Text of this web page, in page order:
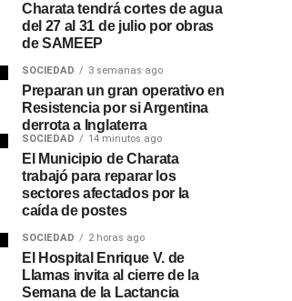
Charata tendrá cortes de agua
del 27 al 31 de julio por obras
de SAMEEP
SOCIEDAD 3 semanas ago
Preparan un gran operativo en
Resistencia por si Argentina
derrota a Inglaterra
SOCIEDAD 14 minutos ago
El Municipio de Charata
trabajó para reparar los
sectores afectados por la
caída de postes
SOCIEDAD 2 horas ago
El Hospital Enrique V. de
Llamas invita al cierre de la
Semana de la Lactancia